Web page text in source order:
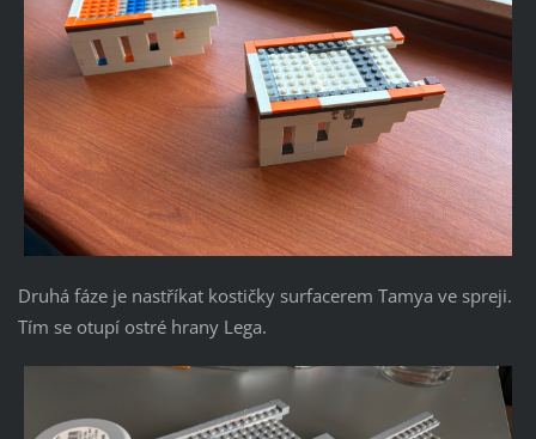
Druhá fáze je nastříkat kostičky surfacerem Tamya ve spreji.
Tím se otupí ostré hrany Lega.